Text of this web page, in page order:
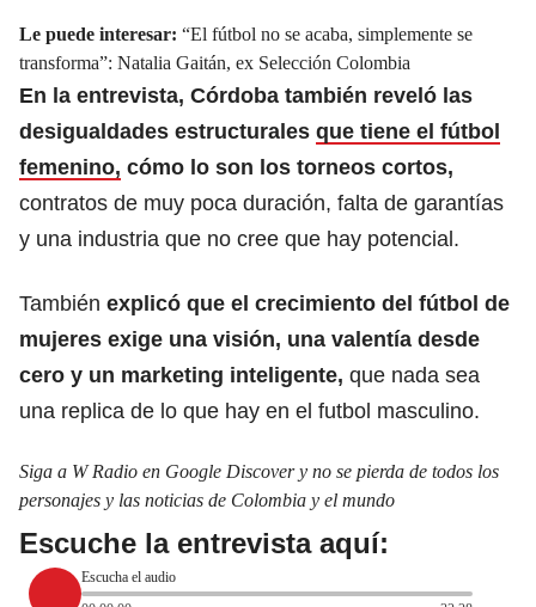
Le puede interesar: “El fútbol no se acaba, simplemente se
transforma”: Natalia Gaitán, ex Selección Colombia
En la entrevista, Córdoba también reveló las
desigualdades estructurales que tiene el fútbol
femenino, cómo lo son los torneos cortos,
contratos de muy poca duración, falta de garantías
y una industria que no cree que hay potencial.
También explicó que el crecimiento del fútbol de
mujeres exige una visión, una valentía desde
cero y un marketing inteligente, que nada sea
una replica de lo que hay en el futbol masculino.
Siga a W Radio en Google Discover y no se pierda de todos los
personajes y las noticias de Colombia y el mundo
Escuche la entrevista aquí:
Escucha el audio